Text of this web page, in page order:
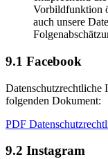
Vorbildfunktion
auch unsere
9.1 Facebook
Datenschutzrechtliche
folgenden Dokument:
PDF
9.2 Instagram